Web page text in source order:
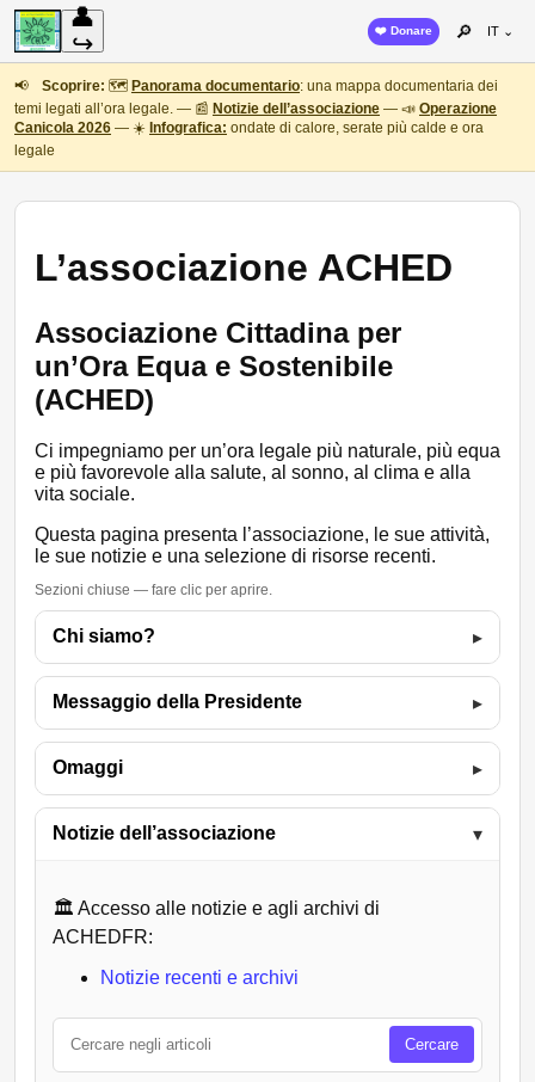
👤
↪
❤️ Donare 🔎 IT ⌄
📢 Scoprire: 🗺️ Panorama documentario: una mappa documentaria dei
temi legati all’ora legale. — 📰 Notizie dell’associazione — 📣 Operazione
Canicola 2026 — ☀️ Infografica: ondate di calore, serate più calde e ora
legale
L’associazione ACHED
Associazione Cittadina per
un’Ora Equa e Sostenibile
(ACHED)
Ci impegniamo per un’ora legale più naturale, più equa
e più favorevole alla salute, al sonno, al clima e alla
vita sociale.
Questa pagina presenta l’associazione, le sue attività,
le sue notizie e una selezione di risorse recenti.
Sezioni chiuse — fare clic per aprire.
Chi siamo? ▸
Messaggio della Presidente ▸
Omaggi ▸
Notizie dell’associazione ▾
🏛️ Accesso alle notizie e agli archivi di
ACHEDFR:
Notizie recenti e archivi
Cercare